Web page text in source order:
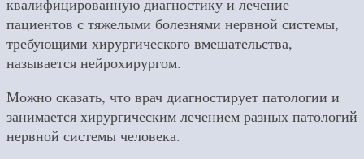
квалифицированную диагностику и лечение
пациентов с тяжелыми болезнями нервной системы,
требующими хирургического вмешательства,
называется нейрохирургом.
Можно сказать, что врач диагностирует патологии и
занимается хирургическим лечением разных патологий
нервной системы человека.